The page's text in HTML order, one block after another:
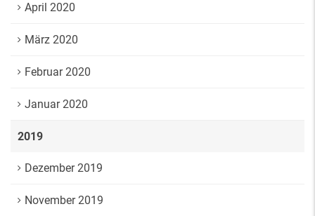
April 2020
März 2020
Februar 2020
Januar 2020
2019
Dezember 2019
November 2019